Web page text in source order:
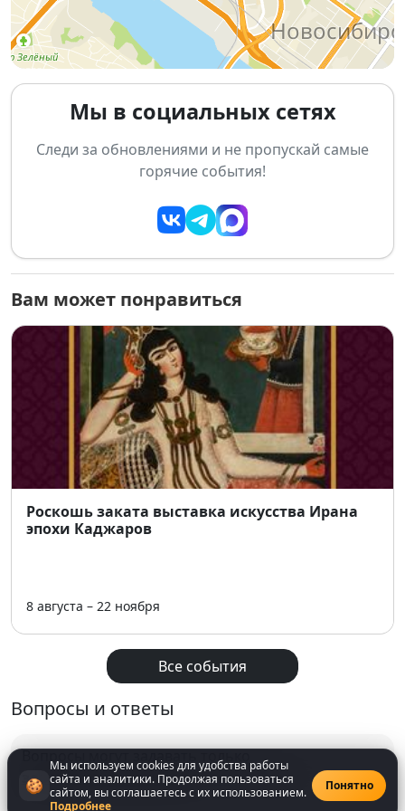
💰Вход:
свободный
🔗Регистрация:
vk.cc/cQ6uF7
Погрузитесь в атмосферу народного творчества,
познакомьтесь с традициями и весело проведите
время в компании музыкантов и артистов!
Мы в социальных сетях
Следи за обновлениями и не пропускай самые
горячие события!
Вам может понравиться
Роскошь заката выставка искусства Ирана
эпохи Каджаров
8 августа – 22 ноября
Все события
Вопросы и ответы
Вопросы могут задавать только
зарегистрированнныепользователи
🍪
Мы используем cookies для удобства работы
сайта и аналитики. Продолжая пользоваться
сайтом, вы соглашаетесь с их использованием.
Подробнее
Понятно